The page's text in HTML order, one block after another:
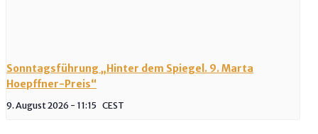
Sonntagsführung „Hinter dem Spiegel. 9. Marta
Hoepffner-Preis“
9. August 2026 - 11:15 CEST